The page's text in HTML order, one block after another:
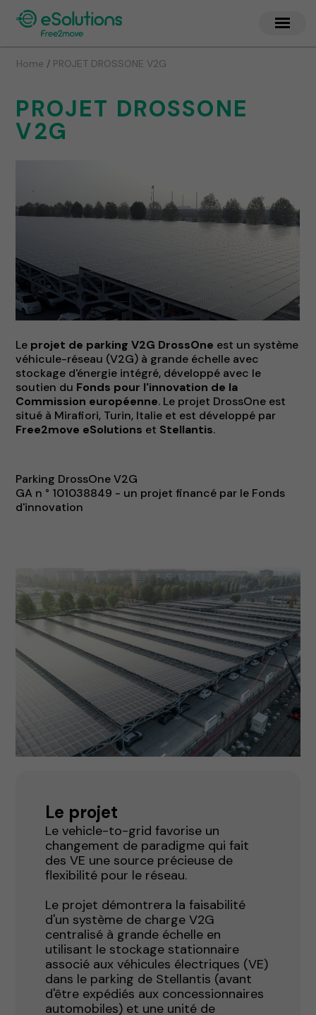
Home / PROJET DROSSONE V2G
PROJET DROSSONE
V2G
Le projet de parking V2G DrossOne est un système
véhicule-réseau (V2G) à grande échelle avec
stockage d'énergie intégré, développé avec le
soutien du Fonds pour l'innovation de la
Commission européenne. Le projet DrossOne est
situé à Mirafiori, Turin, Italie et est développé par
Free2move eSolutions et Stellantis.
Parking DrossOne V2G
GA n ° 101038849 - un projet financé par le Fonds
d'innovation
Le projet
Le vehicle-to-grid favorise un
changement de paradigme qui fait
des VE une source précieuse de
flexibilité pour le réseau.
Le projet démontrera la faisabilité
d'un système de charge V2G
centralisé à grande échelle en
utilisant le stockage stationnaire
associé aux véhicules électriques (VE)
dans le parking de Stellantis (avant
d'être expédiés aux concessionnaires
automobiles) et une unité de